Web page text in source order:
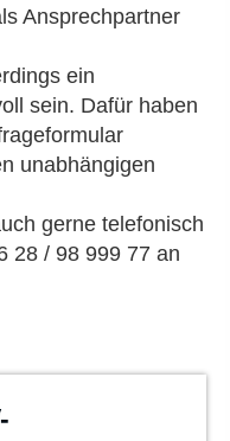
Ansprechpartner
ein
sein. Dafür haben
unabhängigen
gerne telefonisch
28 / 98 999 77 an